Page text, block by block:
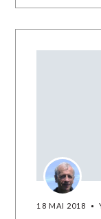
18 MAI 2018